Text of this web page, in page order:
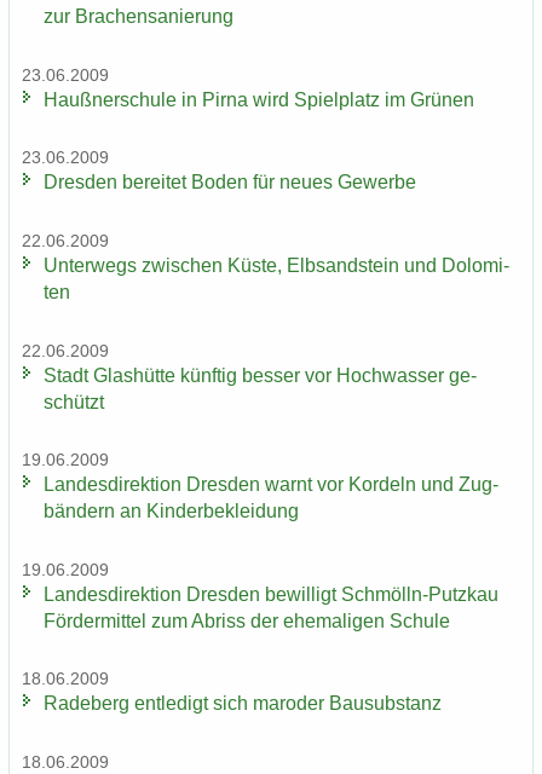
zur Bra­chen­sa­nie­rung
23.06.2009
Hauß­ner­schu­le in Pirna wird Spiel­platz im Grü­nen
23.06.2009
Dres­den be­rei­tet Boden für neues Ge­wer­be
22.06.2009
Un­ter­wegs zwi­schen Küste, Elb­sand­stein und Do­lo­mi­
ten
22.06.2009
Stadt Glas­hüt­te künf­tig bes­ser vor Hoch­was­ser ge­
schützt
19.06.2009
Lan­des­di­rek­ti­on Dres­den warnt vor Kor­deln und Zug­
bän­dern an Kin­der­be­klei­dung
19.06.2009
Lan­des­di­rek­ti­on Dres­den be­wil­ligt Schmölln-​Putzkau
För­der­mit­tel zum Ab­riss der ehe­ma­li­gen Schu­le
18.06.2009
Ra­de­berg ent­le­digt sich ma­ro­der Bau­sub­stanz
18.06.2009